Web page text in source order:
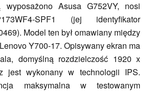
wyposażono Asusa G752VY, nosi
SPF1 (jej identyfikator
Model ten był omawiany między
Y700-17. Opisywany ekran ma
domyślną rozdzielczość 1920 x
jest wykonany w technologii IPS.
maksymalna w testowanym